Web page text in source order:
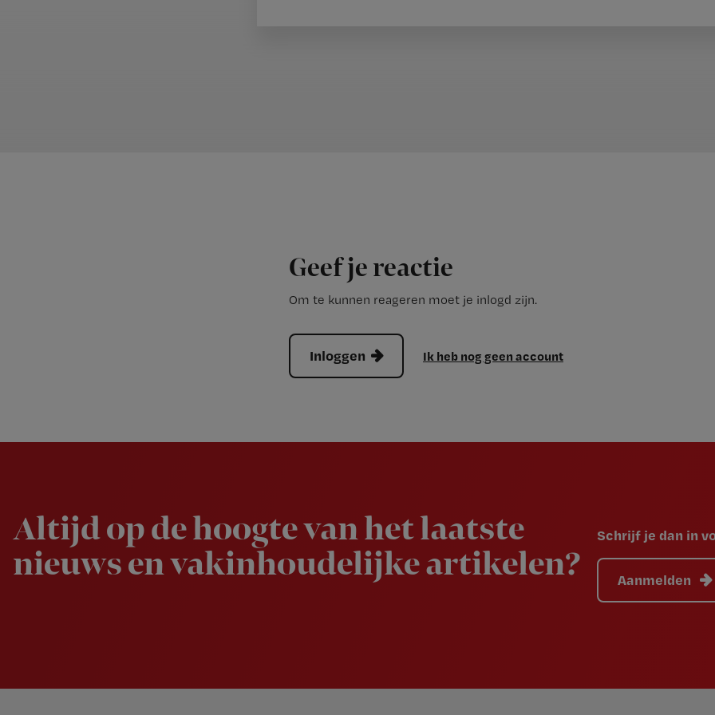
Geef je reactie
Om te kunnen reageren moet je inlogd zijn.
Inloggen Ik heb nog geen account
Altijd op de hoogte van het laatste
nieuws en vakinhoudelijke artikelen?
Schrijf je dan in
Aanmelden